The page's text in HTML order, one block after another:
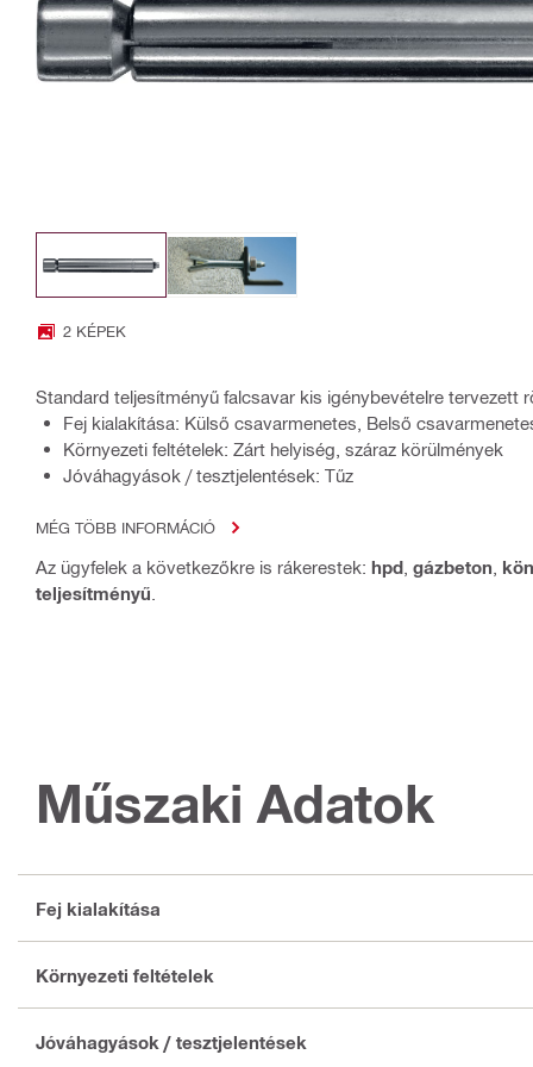
2 KÉPEK
Standard teljesítményű falcsavar kis igénybevételre tervezett
Fej kialakítása: Külső csavarmenetes, Belső
Környezeti feltételek: Zárt helyiség, száraz körülmények
Jóváhagyások / tesztjelentések: Tűz
MÉG TÖBB INFORMÁCIÓ
Az ügyfelek a következőkre is rákerestek: hpd gázbeton
teljesítményű
Műszaki Adatok
Fej kialakítása
Környezeti feltételek
Jóváhagyások / tesztjelentések